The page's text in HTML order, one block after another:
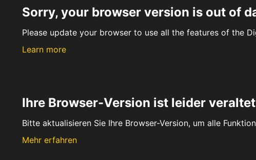
Sorry, your browser version is out of
Please update your browser to use all the features of the
Learn more
Ihre Browser-Version ist leider veraltet
Bitte aktualisieren Sie Ihre Browser-Version, um alle
Mehr erfahren